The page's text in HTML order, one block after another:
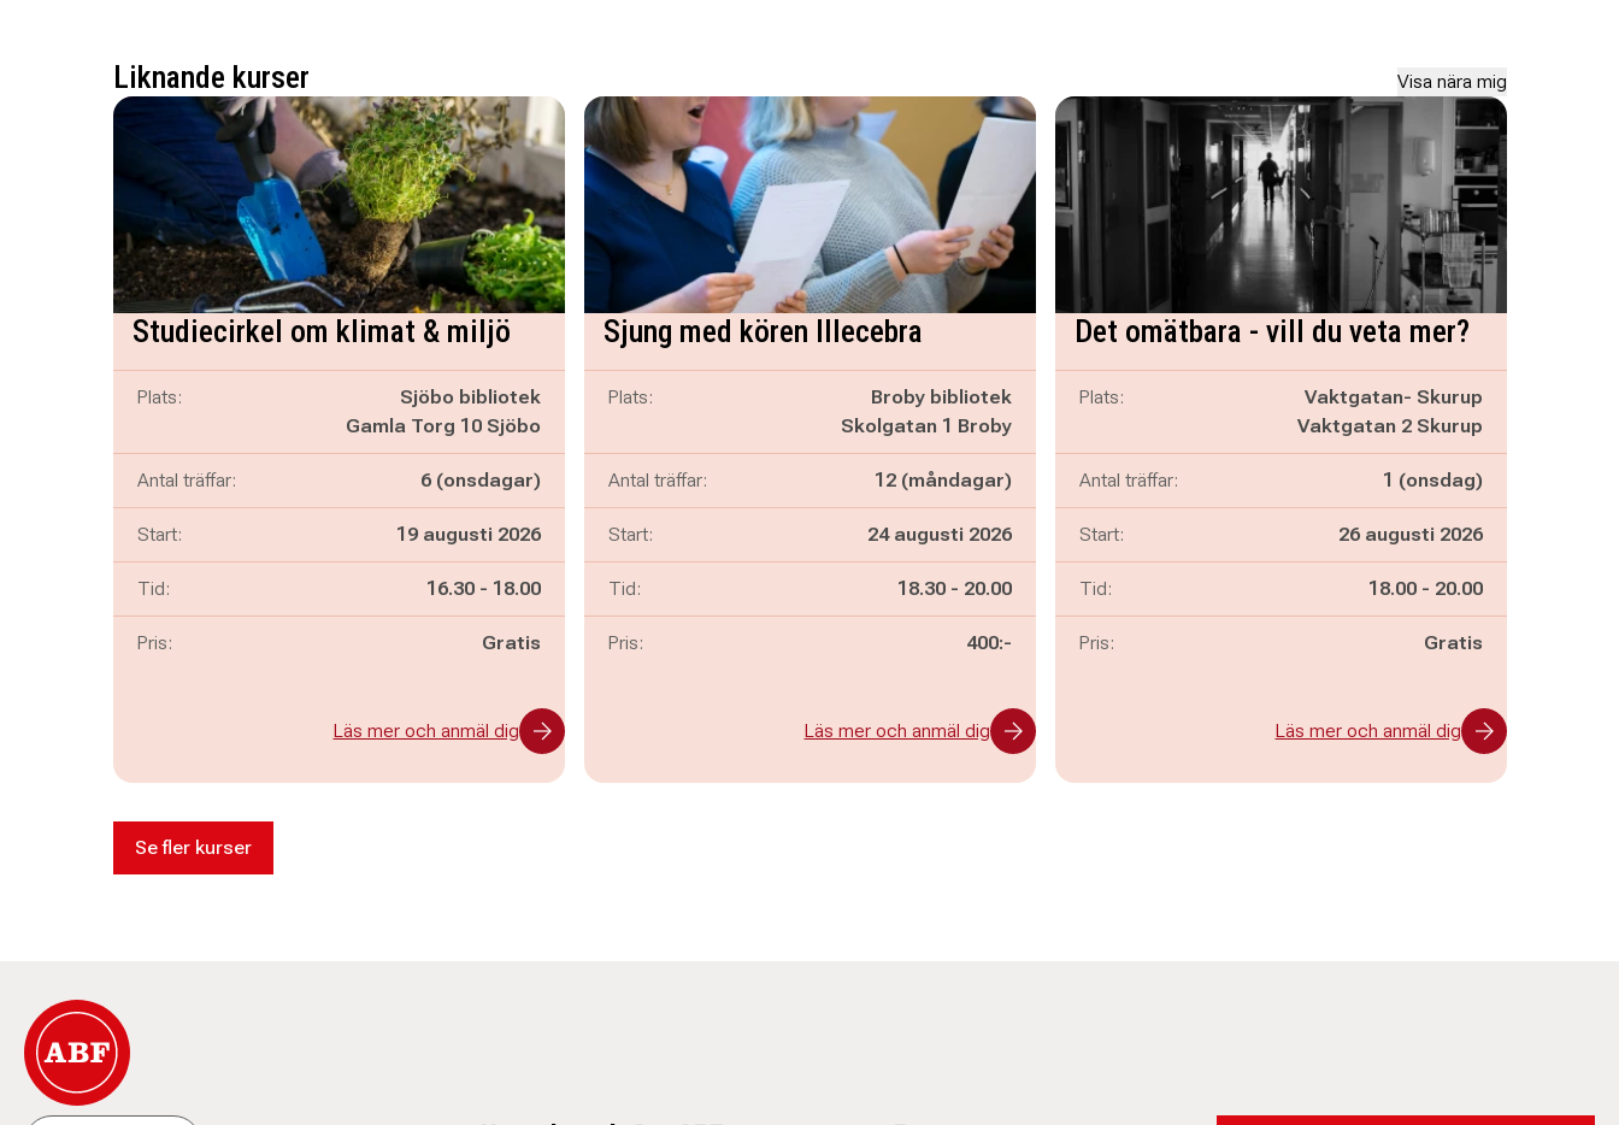
Liknande kurser Visa nära mig
Studiecirkel om klimat & miljö
Plats:
Sjöbo bibliotek
Gamla Torg 10 Sjöbo
Antal träffar: 6 (onsdagar)
Start: 19 augusti 2026
Tid: Pågår mellan
16.30 - och
18.00
Pris: Gratis
Läs mer och anmäl dig
Sjung med kören Illecebra
Plats:
Broby bibliotek
Skolgatan 1 Broby
Antal träffar: 12 (måndagar)
Start: 24 augusti 2026
Tid: Pågår mellan
18.30 - och
20.00
Pris: 400:-
Läs mer och anmäl dig
Det omätbara - vill du veta mer?
Plats:
Vaktgatan- Skurup
Vaktgatan 2 Skurup
Antal träffar: 1 (onsdag)
Start: 26 augusti 2026
Tid: Pågår mellan
18.00 - och
20.00
Pris: Gratis
Läs mer och anmäl dig
Se fler kurser